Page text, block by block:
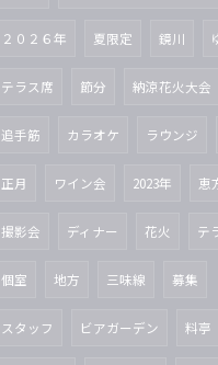
２０２６年 夏限定 鏡川
テラス席 節分 納涼花火大会
追手筋 カラオケ ラウンジ
正月 ワイン会 2023年 恵
撮影会 ディナー 花火 テ
個室 地方 三味線 募集
スタッフ ビアガーデン 料亭